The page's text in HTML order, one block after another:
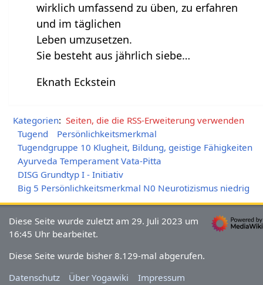
wirklich umfassend zu üben, zu erfahren
und im täglichen
Leben umzusetzen.
Sie besteht aus jährlich siebe…
Eknath Eckstein
Kategorien: Seiten, die die RSS-Erweiterung verwenden
Tugend
Persönlichkeitsmerkmal
Tugendgruppe 10 Klugheit, Bildung, geistige Fähigkeiten
Ayurveda Temperament Vata-Pitta
DISG Grundtyp I - Initiativ
Big 5 Persönlichkeitsmerkmal N0 Neurotizismus niedrig
Diese Seite wurde zuletzt am 29. Juli 2023 um
16:45 Uhr bearbeitet.
Diese Seite wurde bisher 8.129-mal abgerufen.
Datenschutz
Über Yogawiki Impressum